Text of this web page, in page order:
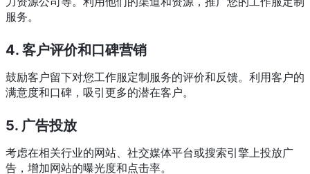
服务。
4. 客户评价和口碑营销
鼓励客户留下对您工作服定制服务的评价和反馈。利用客户的
满意度和口碑，吸引更多的潜在客户。
5. 广告投放
考虑在相关行业的网站、社交媒体平台或搜索引擎上投放广
告，增加网站的曝光度和点击率。